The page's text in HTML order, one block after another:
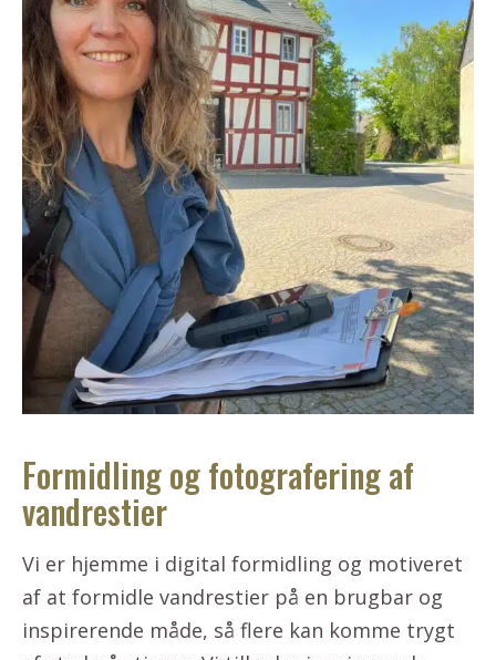
Formidling og fotografering af
vandrestier
Vi er hjemme i digital formidling og motiveret
af at formidle vandrestier på en brugbar og
inspirerende måde, så flere kan komme trygt